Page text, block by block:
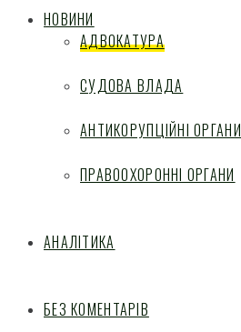
НОВИНИ
АДВОКАТУРА
СУДОВА ВЛАДА
АНТИКОРУПЦІЙНІ ОРГАНИ
ПРАВООХОРОННІ ОРГАНИ
АНАЛІТИКА
БЕЗ КОМЕНТАРІВ